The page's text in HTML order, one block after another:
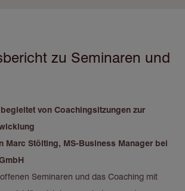
zu Seminaren und
von Coachingsitzungen zur
Marc Stölting, MS-Business Manager bei
Seminaren und das Coaching mit